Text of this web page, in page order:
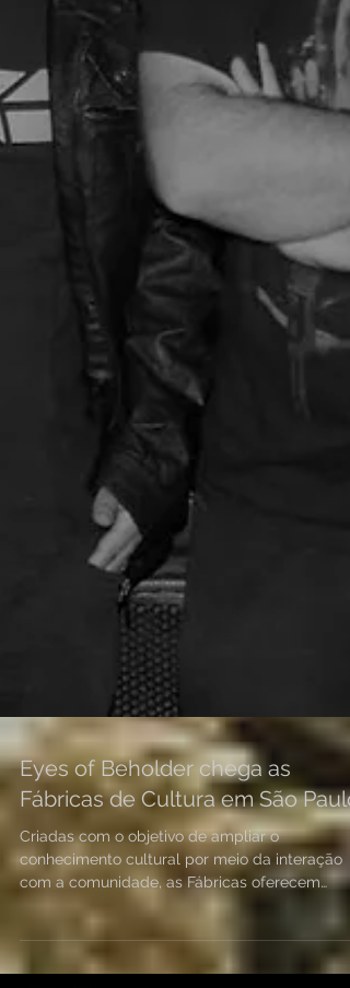
Eyes of Beholder chega as
Fábricas de Cultura em São Paulo
Criadas com o objetivo de ampliar o
conhecimento cultural por meio da interação